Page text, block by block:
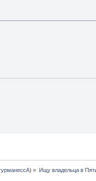
) » Ищу владельца в